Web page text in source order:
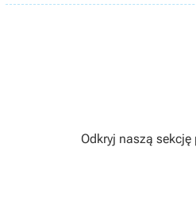
Odkryj naszą